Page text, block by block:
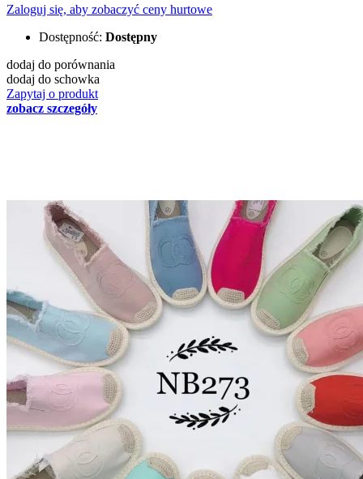
Zaloguj się, aby zobaczyć ceny hurtowe
Dostępność: Dostępny
dodaj do porównania
dodaj do schowka
Zapytaj o produkt
zobacz szczegóły